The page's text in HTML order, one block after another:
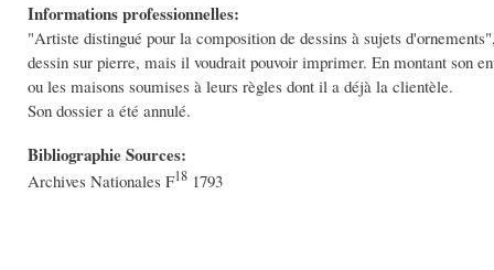
Informations professionnelles:
"Artiste distingué pour la composition de dessins à sujets
dessin sur pierre, mais il voudrait pouvoir imprimer. En montant son
ou les maisons soumises à leurs règles dont il a déjà la clientèle.
Son dossier a été annulé.
Bibliographie Sources:
Archives Nationales F18 1793